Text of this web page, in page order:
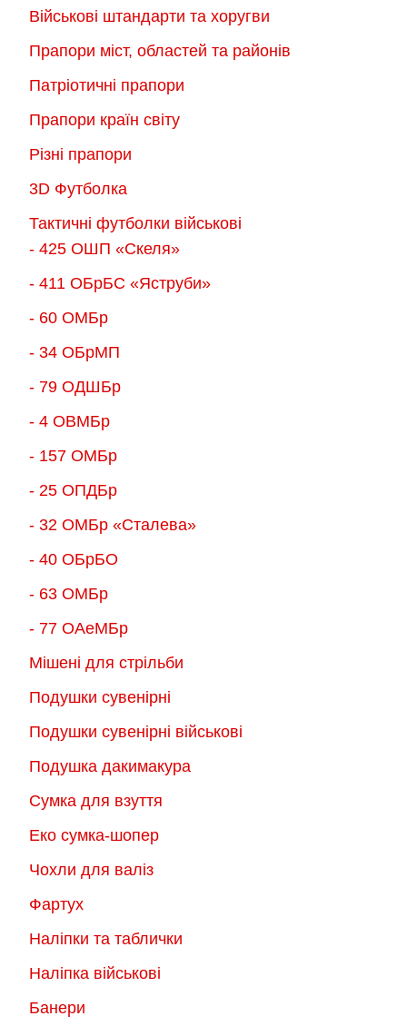
на
товару
Військові штандарти та хоругви
Прапори міст, областей та районів
Патріотичні прапори
Прапори країн світу
Різні прапори
3D Футболка
Тактичні футболки військові
- 425 ОШП «Скеля»
- 411 ОБрБС «Яструби»
- 60 ОМБр
- 34 ОБрМП
- 79 ОДШБр
- 4 ОВМБр
- 157 ОМБр
- 25 ОПДБр
- 32 ОМБр «Сталева»
- 40 ОБрБО
- 63 ОМБр
- 77 ОАеМБр
Мішені для стрільби
Подушки сувенірні
Подушки сувенірні військові
Подушка дакимакура
Сумка для взуття
Еко сумка-шопер
Чохли для валіз
Фартух
Наліпки та таблички
Наліпка військові
Банери